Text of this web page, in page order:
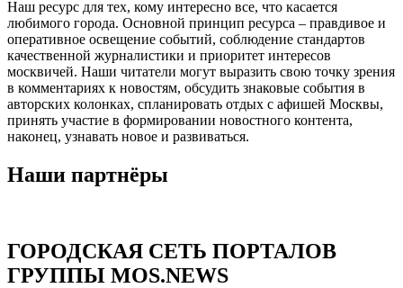
Наш ресурс для тех, кому интересно все, что касается
любимого города. Основной принцип ресурса – правдивое и
оперативное освещение событий, соблюдение стандартов
качественной журналистики и приоритет интересов
москвичей. Наши читатели могут выразить свою точку зрения
в комментариях к новостям, обсудить знаковые события в
авторских колонках, спланировать отдых с афишей Москвы,
принять участие в формировании новостного контента,
наконец, узнавать новое и развиваться.
Наши партнёры
ГОРОДСКАЯ СЕТЬ ПОРТАЛОВ
ГРУППЫ MOS.NEWS